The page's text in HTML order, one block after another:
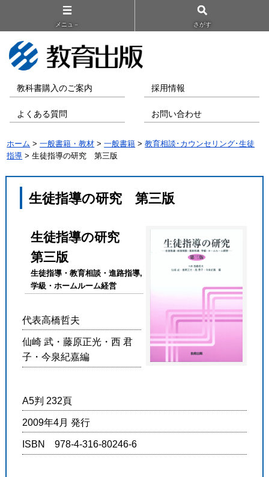
メニュ－ さがす
教科書購入のご案内 採用情報
よくある質問 お問い合わせ
ホーム >一般書籍・教材 >一般書籍 >教育相談･カウンセリング･生徒
指導 > 生徒指導の研究 第三版
生徒指導の研究 第三版
生徒指導の研究
第三版
生徒指導・教育相談・進路指導,
学級・ホームルーム経営
代表高橋哲夫
仙崎 武・藤原正光・西 君
子・今泉紀嘉編
A5判 232頁
2009年4月 発行
ISBN 978-4-316-80246-6